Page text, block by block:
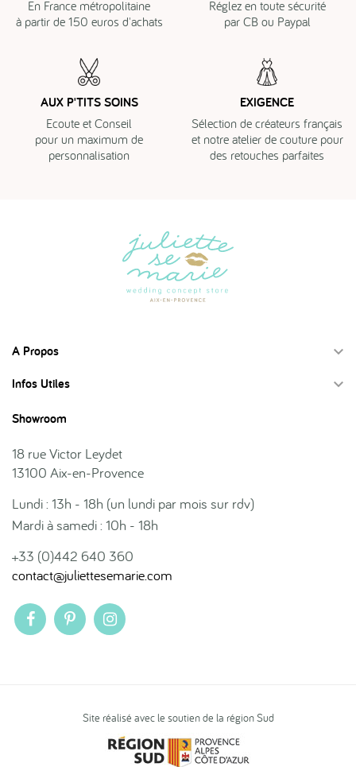
En France métropolitaine
à partir de 150 euros d'achats
Réglez en toute sécurité
par CB ou Paypal
AUX P'TITS SOINS
Ecoute et Conseil
pour un maximum de
personnalisation
EXIGENCE
Sélection de créateurs français
et notre atelier de couture pour
des retouches parfaites
A Propos 
Infos Utiles 
Showroom
18 rue Victor Leydet
13100 Aix-en-Provence
Lundi : 13h - 18h (un lundi par mois sur rdv)
Mardi à samedi : 10h - 18h
+33 (0)442 640 360
contact@juliettesemarie.com
Site réalisé avec le soutien de la région Sud